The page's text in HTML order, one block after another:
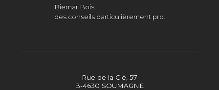
Biemar Bois,
des conseils particulièrement pro.
Rue de la Clé, 57
B-4630 SOUMAGNE